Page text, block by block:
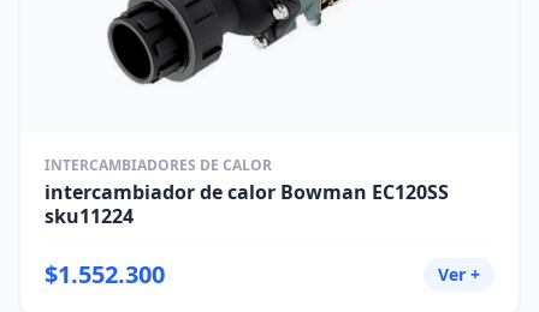
INTERCAMBIADORES DE CALOR
intercambiador de calor Bowman EC120SS
sku11224
$1.552.300 Ver +